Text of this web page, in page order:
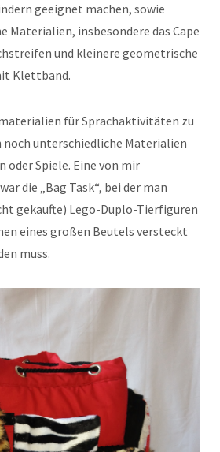
geeignet machen, sowie
Materialien, insbesondere das Cape
und kleinere geometrische
Klettband.
für Sprachaktivitäten zu
unterschiedliche Materialien
oder Spiele. Eine von mir
die „Bag Task“, bei der man
gekaufte) Lego-Duplo-Tierfiguren
eines großen Beutels versteckt
muss.